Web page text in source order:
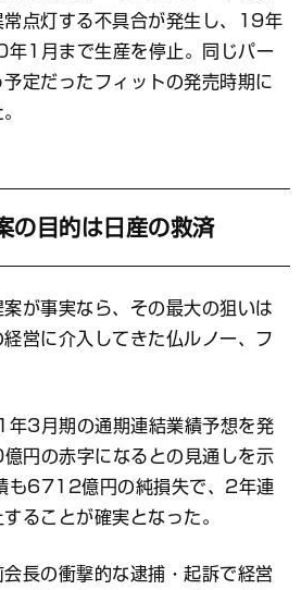
常点灯する不具合が発生し、19年
1月まで生産を停止。同じパー
定だったフィットの発売時期に
の目的は日産の救済
が事実なら、その最大の狙いは
営に介入してきた仏ルノー、フ
3月期の通期連結業績予想を発
円の赤字になるとの見通しを示
も6712億円の純損失で、2年連
ることが確実となった。
長の衝撃的な逮捕・起訴で経営